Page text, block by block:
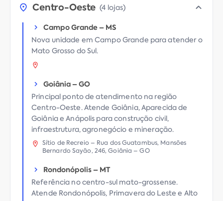
Centro-Oeste (4 lojas)
Campo Grande– MS
Nova unidade em Campo Grande para atender o
Mato Grosso do Sul.
Goiânia–GO
Principal ponto de atendimento na região
Centro-Oeste. Atende Goiânia, Aparecida de
Goiânia e Anápolis para construção civil,
infraestrutura, agronegócio e mineração.
Sítio de Recreio – Rua dos Guatambus, Mansões
Bernardo Sayão, 246, Goiânia – GO
Rondonópolis– MT
Referência no centro-sul mato-grossense.
Atende Rondonópolis, Primavera do Leste e Alto